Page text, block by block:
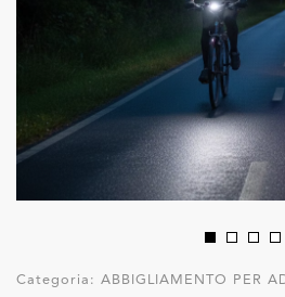
Categoria: ABBIGLIAMENTO PER